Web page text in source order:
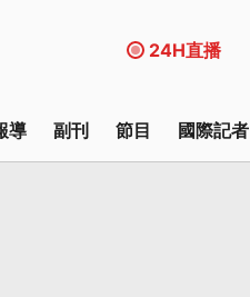
24H直播
導 副刊 節目 國際記者